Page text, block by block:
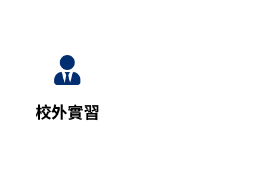
校外實習